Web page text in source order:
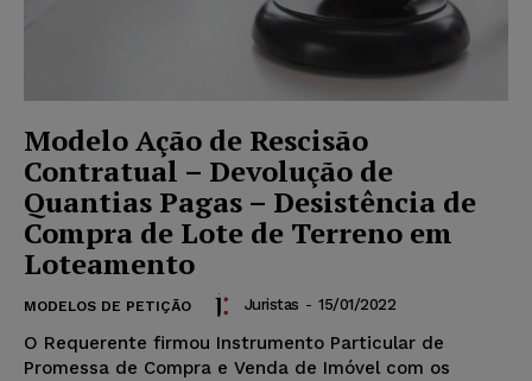
Modelo Ação de Rescisão
Contratual – Devolução de
Quantias Pagas – Desistência de
Compra de Lote de Terreno em
Loteamento
MODELOS DE PETIÇÃO Juristas - 15/01/2022
O Requerente firmou Instrumento Particular de
Promessa de Compra e Venda de Imóvel com os